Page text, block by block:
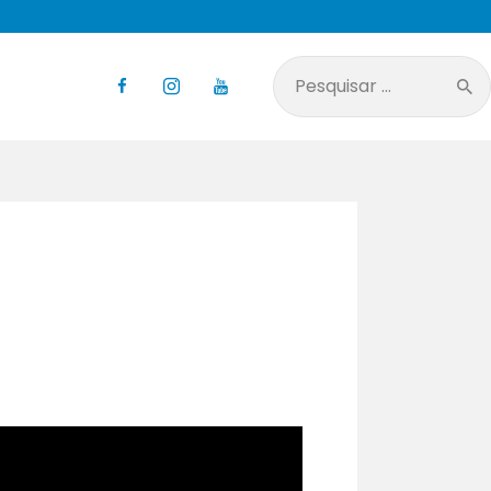
Pesquisar
por: